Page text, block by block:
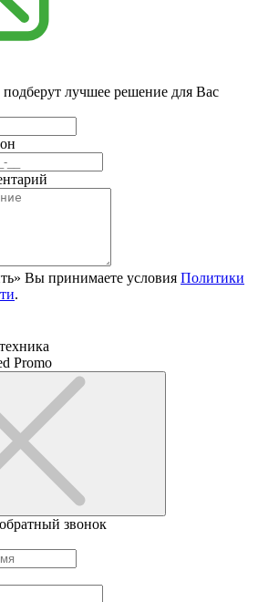
лучшее решение для Вас
Вы принимаете условия Политики
.
Promo
звонок